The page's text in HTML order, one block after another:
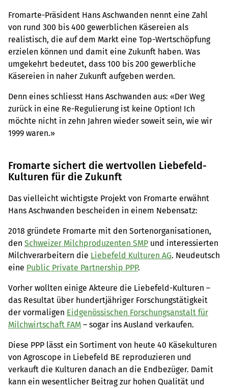
Fromarte-Präsident Hans Aschwanden nennt eine Zahl
von rund 300 bis 400 gewerblichen Käsereien als
realistisch, die auf dem Markt eine Top-Wertschöpfung
erzielen können und damit eine Zukunft haben. Was
umgekehrt bedeutet, dass 100 bis 200 gewerbliche
Käsereien in naher Zukunft aufgeben werden.
Denn eines schliesst Hans Aschwanden aus: «Der Weg
zurück in eine Re-Regulierung ist keine Option! Ich
möchte nicht in zehn Jahren wieder soweit sein, wie wir
1999 waren.»
Fromarte sichert die wertvollen Liebefeld-
Kulturen für die Zukunft
Das vielleicht wichtigste Projekt von Fromarte erwähnt
Hans Aschwanden bescheiden in einem Nebensatz:
2018 gründete Fromarte mit den Sortenorganisationen,
den Schweizer Milchproduzenten SMP und interessierten
Milchverarbeitern die Liebefeld Kulturen AG. Neudeutsch
eine Public Private Partnership PPP.
Vorher wollten einige Akteure die Liebefeld-Kulturen –
das Resultat über hundertjähriger Forschungstätigkeit
der vormaligen Eidgenössischen Forschungsanstalt für
Milchwirtschaft FAM – sogar ins Ausland verkaufen.
Diese PPP lässt ein Sortiment von heute 40 Käsekulturen
von Agroscope in Liebefeld BE reproduzieren und
verkauft die Kulturen danach an die Endbezüger. Damit
kann ein wesentlicher Beitrag zur hohen Qualität und